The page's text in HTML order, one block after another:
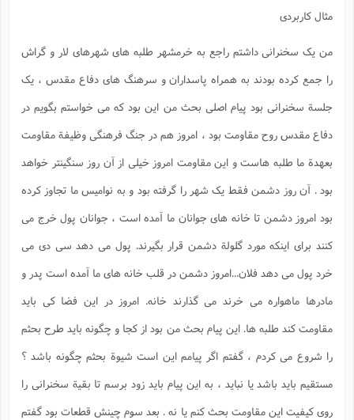
مثال کاربردی
من یک سخنرانی داشتم راجع به خرمشهر طلبه های شهرهای لار و گراش
را جمع کرده بودند به همراه پاسداران و سرهنگ های دفاع مقدس ، یک
جلسة سخنرانی بود پیام اصلی بحث من این بود که می خواستم بگویم در
دفاع مقدس روح مقاومت بود ، امروز هم در جنگ فرهنگی وظیفة مقاومت
بعهدة ما طلبه هاست و این مقاومت امروز خیلی از آن روز سنگینتر خواهد
بود . آن روز دشمن فقط یک شهر را گرفته بود و به نوامیس ما تجاوز کرده
بود امروز دشمن تا خانه های جوانان ما آمده است ، جوانان پول خرج می
کنند برای اینکه مورد گلولة دشمن قرار بگیرند. پول می دهد سی دی می
خرد پول می دهد فلان...امروز دشمن در قلب خانه های ما آمده است پدر و
مادرها ماهواره می خرند می گذارند خانه. امروز در این فضا کی باید
مقاومت کند طلبه ها. این پیام بحث من بود از کجا و چگونه باید طرح بحثم
را شروع می کردم ، گفتم اگر پیامم این است شیوة بحثم چگونه باشد ؟
مستقیم باید باشد یا نباید ، به این پیام باید زود برسم تا بقیة سخنرانی را
روی کیفیت این مقاومت بحث کنم یا نه . بعد سوم چینش قطعات بود گفتم